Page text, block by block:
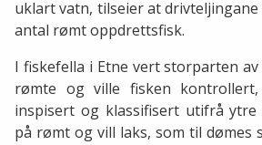
uklart vatn, tilseier at
antal rømt oppdrettsfisk.
I fiskefella i Etne vert storparten
rømte og ville fisken
inspisert og klassifisert utifrå
på rømt og vill laks, som til dømes